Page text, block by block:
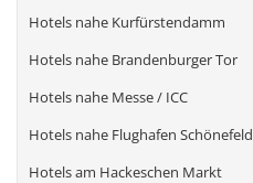
Hotels nahe Kurfürstendamm
Hotels nahe Brandenburger Tor
Hotels nahe Messe / ICC
Hotels nahe Flughafen Schönefeld
Hotels am Hackeschen Markt